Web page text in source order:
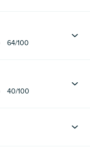
64/100
40/100